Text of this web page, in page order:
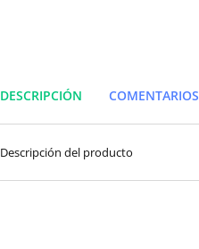
DESCRIPCIÓN COMENTARIOS
Descripción del producto